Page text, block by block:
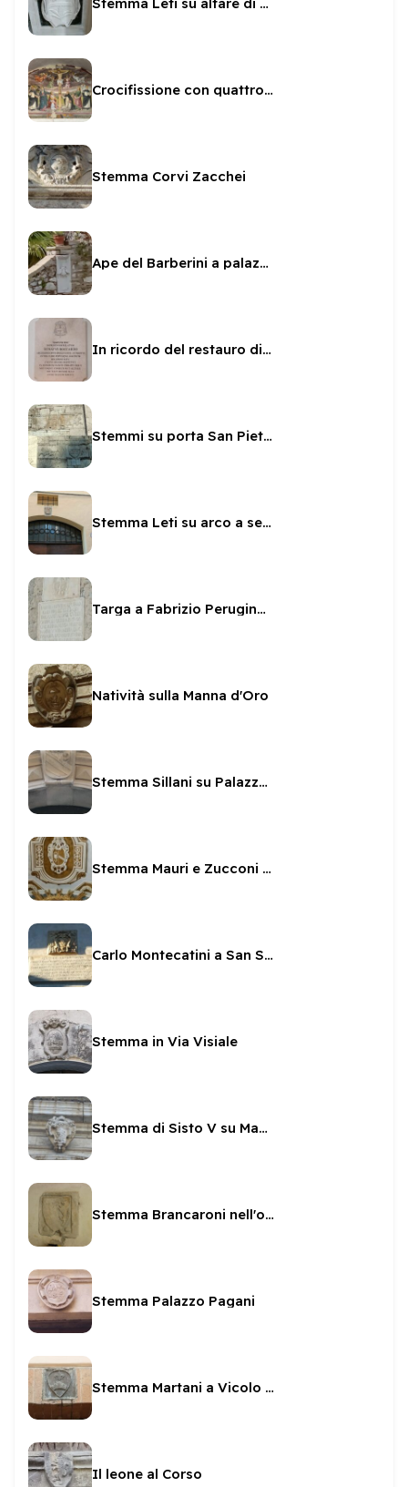
Crocifissione con quattro angeli attribuita allo Spagna
Stemma Corvi Zacchei
Ape del Barberini a palazzo Leonetti Luparini
In ricordo del restauro di San Filippo dal Boccardo
Stemmi su porta San Pietro
Stemma Leti su arco a sesto scemo
Targa a Fabrizio Perugino sul Fortilizio
Natività sulla Manna d'Oro
Stemma Sillani su Palazzetto Sillani
Stemma Mauri e Zucconi nella Cappella della SS Icona
Carlo Montecatini a San Salvatore
Stemma in Via Visiale
Stemma di Sisto V su Madonna di Loreto
Stemma Brancaroni nell'oratorio di San Pietro
Stemma Palazzo Pagani
Stemma Martani a Vicolo Primo
Il leone al Corso